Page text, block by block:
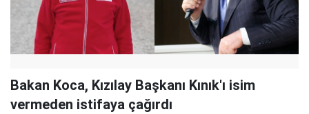
Bakan Koca, Kızılay Başkanı Kınık'ı isim
vermeden istifaya çağırdı